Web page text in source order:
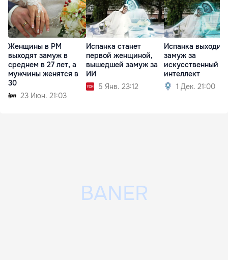
Женщины в РМ
выходят замуж в
среднем в 27 лет, а
мужчины женятся в
30
23 Июн. 21:03
Испанка станет
первой женщиной,
вышедшей замуж за
ИИ
5 Янв. 23:12
Испанка выходит
замуж за
искусственный
интеллект
1 Дек. 21:00